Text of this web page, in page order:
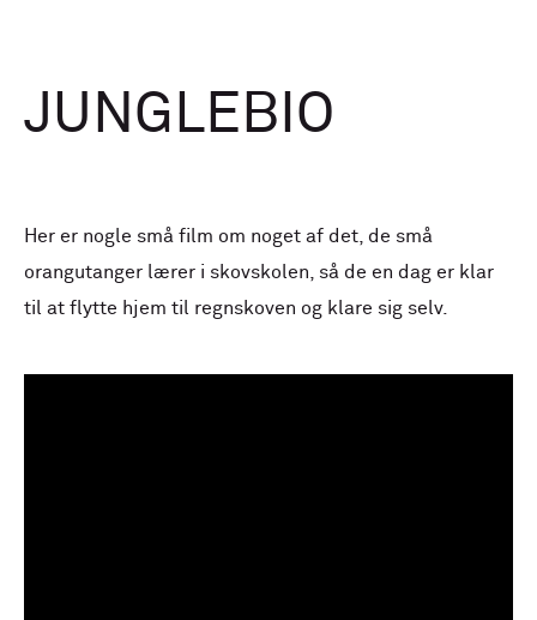
JUNGLEBIO
Her er nogle små film om noget af det, de små
orangutanger lærer i skovskolen, så de en dag er klar
til at flytte hjem til regnskoven og klare sig selv.